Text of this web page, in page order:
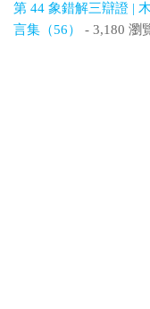
第 44 象錯解三辯證 |
言集（56）
- 3,180 瀏